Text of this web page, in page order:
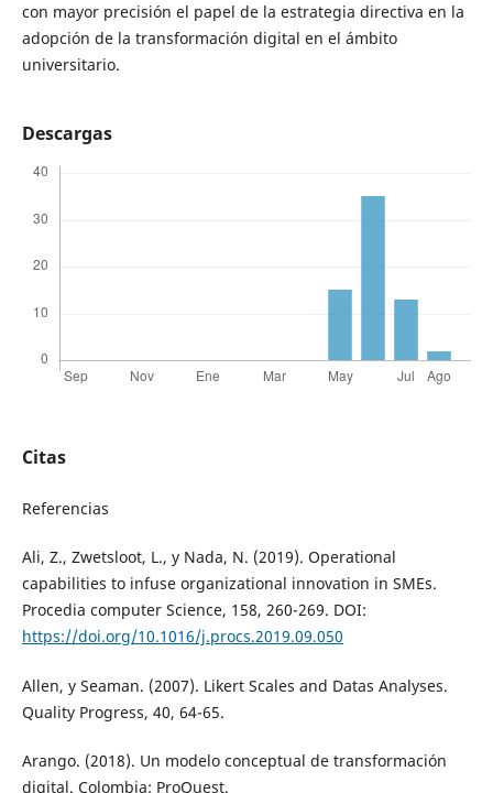
con mayor precisión el papel de la estrategia directiva en la
adopción de la transformación digital en el ámbito
universitario.
Descargas
Citas
Referencias
Ali, Z., Zwetsloot, L., y Nada, N. (2019). Operational
capabilities to infuse organizational innovation in SMEs.
Procedia computer Science, 158, 260-269. DOI:
https://doi.org/10.1016/j.procs.2019.09.050
Allen, y Seaman. (2007). Likert Scales and Datas Analyses.
Quality Progress, 40, 64-65.
Arango. (2018). Un modelo conceptual de transformación
digital. Colombia: ProQuest.